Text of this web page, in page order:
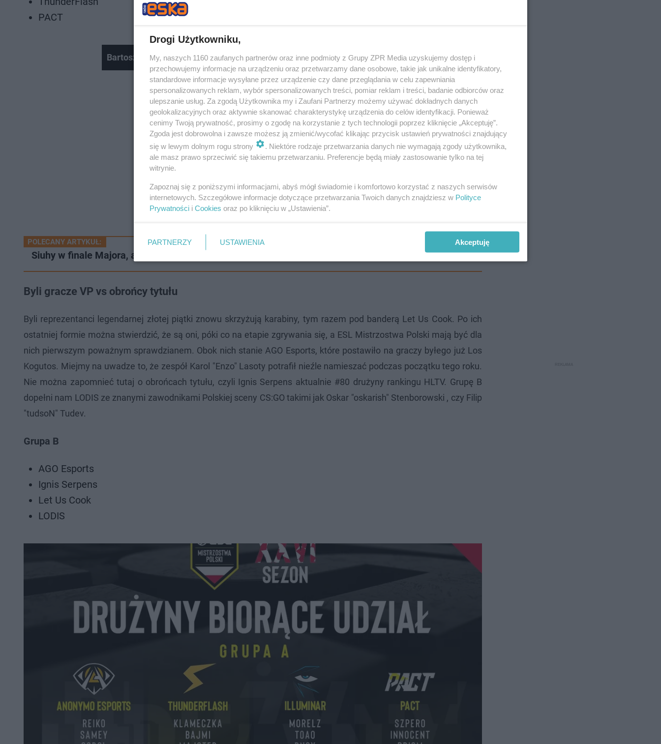
PACT
Bartosz Bednorz po finale Ligi Mistrzów w Turynie
POLECANY ARTYKUŁ:
Siuhy w finale Majora, a cadiaN na mapie De_Airport! Heroic kończy przygodę z C…
Byli gracze VP vs obrońcy tytułu
Byli reprezentanci legendarnej złotej piątki znowu skrzyżują karabiny, tym razem pod banderą Let Us Cook. Po ich
ostatniej formie można stwierdzić, że są oni, póki co na etapie zgrywania się, a ESL Mistrzostwa Polski mają być dla
nich pierwszym poważnym sprawdzianem. Obok nich stanie AGO Esports, które postawiło na graczy byłego już Los
Kogutos. Miejmy na uwadze to, że zespół Karol "Enzo" Lasoty potrafił nieźle namieszać podczas początku tego roku.
Nie można zapomnieć tutaj o obrońcach tytułu, czyli Ignis Serpens aktualnie #80 drużyny rankingu HLTV. Grupę B
dopełni nam LODIS ze znanymi zawodnikami Polskiej sceny CS:GO takimi jak Oskar "oskarish" Stenborowski , czy Filip
"tudsoN" Tudev.
Grupa B
AGO Esports
Ignis Serpens
Let Us Cook
LODIS
Drogi Użytkowniku,
My, naszych 1160 zaufanych partnerów oraz inne podmioty z Grupy ZPR Media uzyskujemy dostęp i
przechowujemy informacje na urządzeniu oraz przetwarzamy dane osobowe, takie jak unikalne identyfikatory,
standardowe informacje wysyłane przez urządzenie czy dane przeglądania w celu zapewniania
spersonalizowanych reklam, wybór spersonalizowanych treści, pomiar reklam i treści, badanie odbiorców oraz
ulepszanie usług. Za zgodą Użytkownika my i Zaufani Partnerzy możemy używać dokładnych danych
geolokalizacyjnych oraz aktywnie skanować charakterystykę urządzenia do celów identyfikacji. Ponieważ
cenimy Twoją prywatność, prosimy o zgodę na korzystanie z tych technologii poprzez kliknięcie „Akceptuję”.
Zgoda jest dobrowolna i zawsze możesz ją zmienić/wycofać klikając przycisk ustawień prywatności znajdujący
się w lewym dolnym rogu strony
. Niektóre rodzaje przetwarzania danych nie wymagają zgody użytkownika,
ale masz prawo sprzeciwić się takiemu przetwarzaniu. Preferencje będą miały zastosowanie tylko na tej
witrynie.
Zapoznaj się z poniższymi informacjami, abyś mógł świadomie i komfortowo korzystać z naszych serwisów
internetowych. Szczegółowe informacje dotyczące przetwarzania Twoich danych znajdziesz w Polityce
Prywatności i Cookies oraz po kliknięciu w „Ustawienia”.
PARTNERZY USTAWIENIA Akceptuję